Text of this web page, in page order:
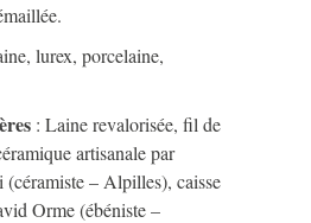
lurex, porcelaine,
: Laine revalorisée, fil de
artisanale par
– Alpilles), caisse
Orme (ébéniste –